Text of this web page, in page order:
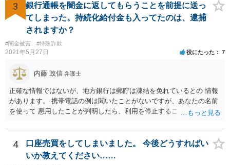
3
銀行通帳を闇金に返してもらうことを前提に送っ
てしまった。持続化給付金も入ってたのは、逮捕
されますか？
#闇金被害 #特殊詐欺
2021年5月27日 役にたった 7
内藤 政信 弁護士
正確な情報ではないが、地方銀行は郵貯は凍結を免れているとの 情報
があります。 携帯電話の例は聞いたことがないですが、あなたの名前
を使って 悪用したことが判明したら、利用を停止することもあるでし
4
口座売買をしてしまいました。 今後どうすればい
いか教えてください……